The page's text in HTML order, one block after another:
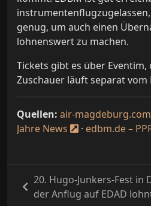
genug, um auch einen
lohnenswert zu machen.
Tickets gibt es über Eventim,
Zuschauer läuft separat vom
Quellen: air-magdeburg.com
Jahre News
· edbm.de –
20. Hugo-Junkers-Fest in
der Anflug auf EDAD